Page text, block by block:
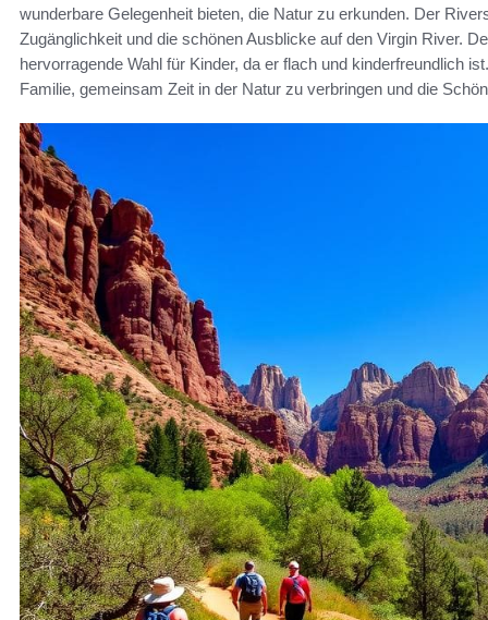
wunderbare Gelegenheit bieten, die Natur zu erkunden. Der
Zugänglichkeit und die schönen Ausblicke auf den Virgin River.
hervorragende Wahl für Kinder, da er flach und kinderfreundlich
Familie, gemeinsam Zeit in der Natur zu verbringen und die